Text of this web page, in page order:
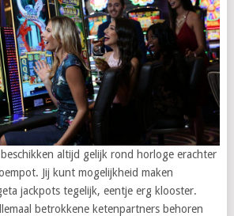
altijd gelijk rond horloge erachter
Jij kunt mogelijkheid maken
jackpots tegelijk, eentje erg klooster.
betrokkene ketenpartners behoren